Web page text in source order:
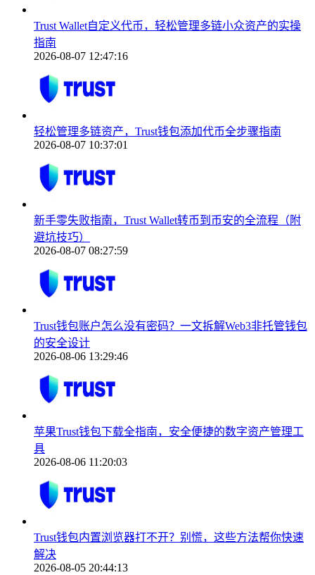
Trust Wallet自定义代币，轻松管理多链小众资产的实操
指南
2026-08-07 12:47:16
轻松管理多链资产，Trust钱包添加代币全步骤指南
2026-08-07 10:37:01
新手零失败指南，Trust Wallet转币到币安的全流程（附
避坑技巧）
2026-08-07 08:27:59
Trust钱包账户怎么没有密码？一文拆解Web3非托管钱包
的安全设计
2026-08-06 13:29:46
苹果Trust钱包下载全指南，安全便捷的数字资产管理工
具
2026-08-06 11:20:03
Trust钱包内置浏览器打不开？别慌，这些方法帮你快速
解决
2026-08-05 20:44:13